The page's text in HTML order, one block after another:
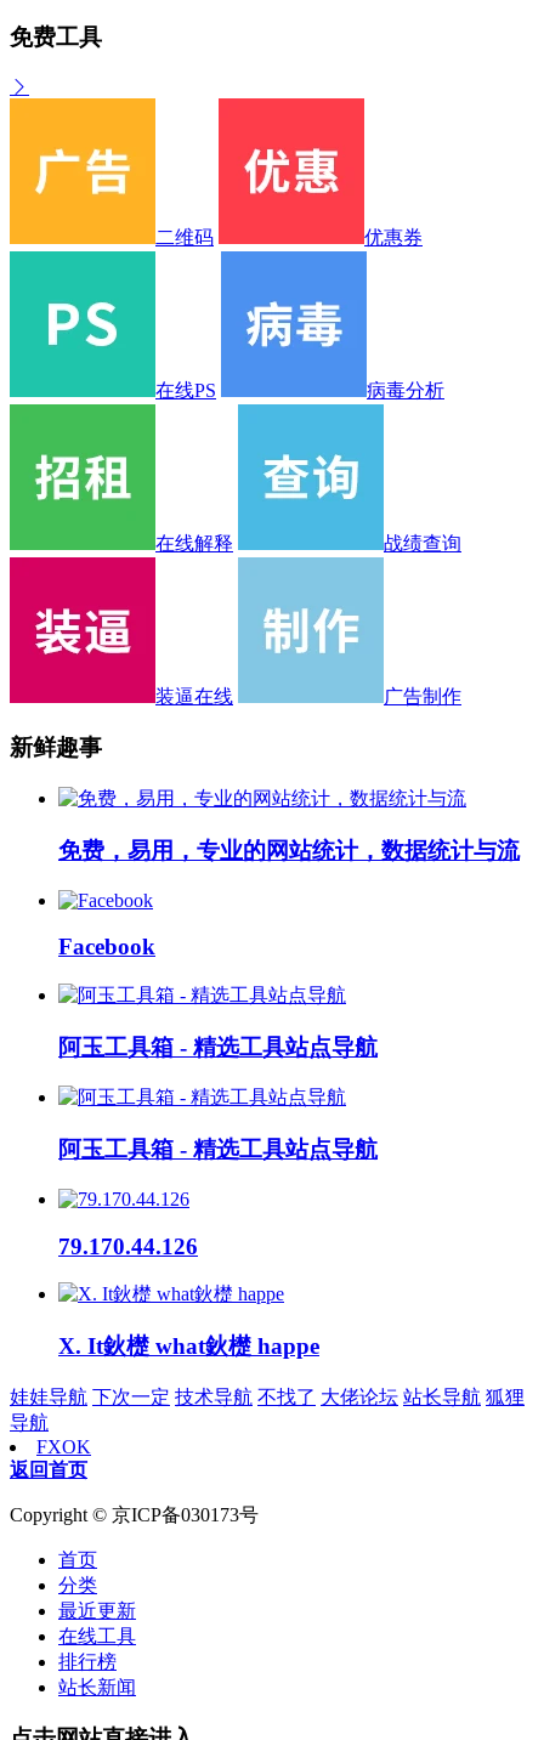
免费工具
二维码 优惠券
在线PS 病毒分析
在线解释 战绩查询
装逼在线 广告制作
新鲜趣事
免费，易用，专业的网站统计，数据统计与流
Facebook
阿玉工具箱 - 精选工具站点导航
阿玉工具箱 - 精选工具站点导航
79.170.44.126
X. It鈥檚 what鈥檚 happe
娃娃导航 下次一定 技术导航 不找了 大佬论坛 站长导航 狐狸
导航
FXOK
返回首页
Copyright © 京ICP备030173号
首页
分类
最近更新
在线工具
排行榜
站长新闻